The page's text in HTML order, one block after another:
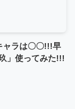
ャラは〇〇!!!早
」使ってみた!!!